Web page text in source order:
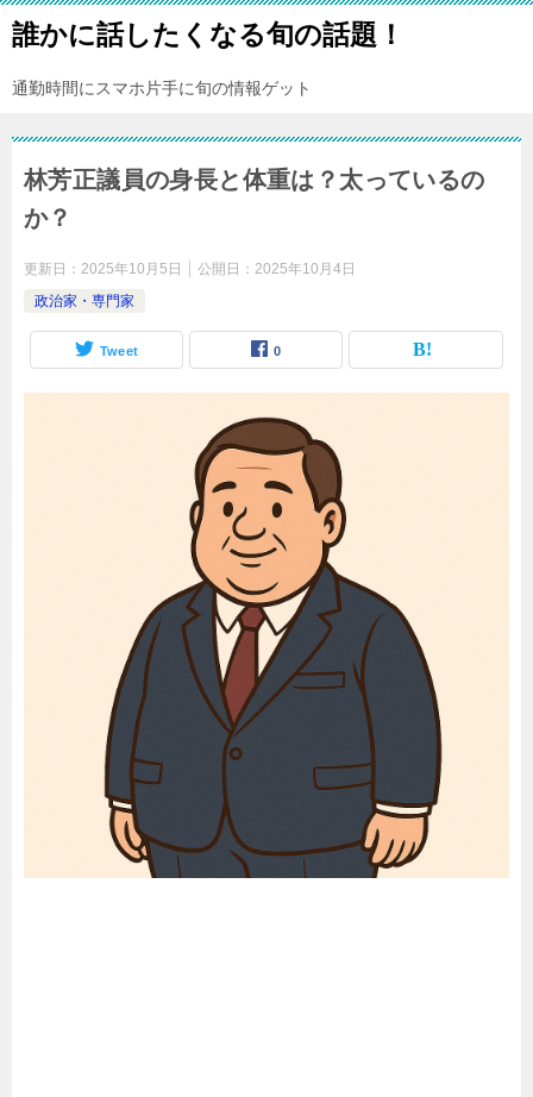
誰かに話したくなる旬の話題！
通勤時間にスマホ片手に旬の情報ゲット
林芳正議員の身長と体重は？太っているの
か？
更新日： 2025年10月5日 公開日： 2025年10月4日
政治家・専門家
Tweet 0